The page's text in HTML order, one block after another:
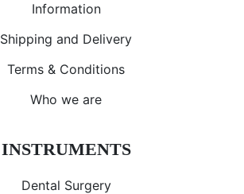
Information
Shipping and Delivery
Terms & Conditions
Who we are
INSTRUMENTS
Dental Surgery